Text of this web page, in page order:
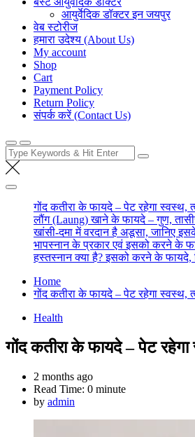
आयुर्वेदिक डॉक्टर इन जयपुर
वेब स्टोरीज
हमारा उदेश्य (About Us)
My account
Shop
Cart
Payment Policy
Return Policy
संपर्क करें (Contact Us)
Search
for:
गोंद कतीरा के फायदे – पेट रहेगा स्वस्थ,
लौंग (Laung) खाने के फायदे – गुण,
खांसी-दमा में वरदान है अडूसा, जानिए
भापस्नान के प्रकार एवं इसको करने के
हस्तस्नान क्या है? इसको करने के फायदे,
Home
गोंद कतीरा के फायदे – पेट रहेगा स्वस्थ,
Health
गोंद कतीरा के फायदे – पेट रहेगा
2 months ago
Read Time: 0 minute
by admin